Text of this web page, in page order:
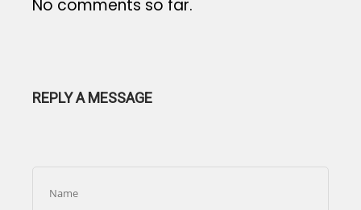
No comments so far.
REPLY A MESSAGE